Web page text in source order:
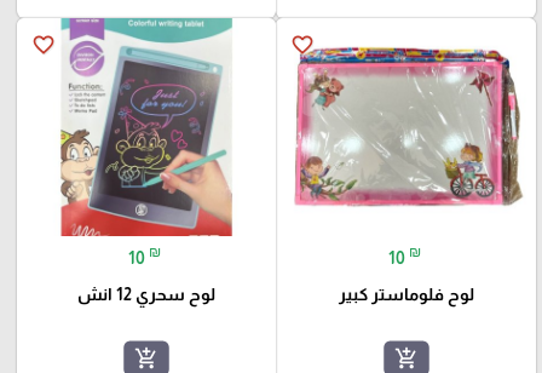
favorite_border
10 ₪
لوح فلوماستر كبير
add_shopping_cart
favorite_border
10 ₪
لوح سحري 12 انش
add_shopping_cart